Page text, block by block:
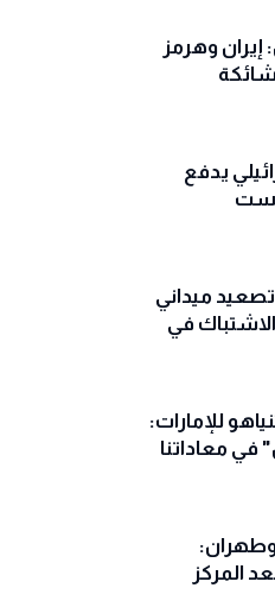
وهرمز
يدفع
ميداني
في
للإمارات:
في معاداتنا
المركز